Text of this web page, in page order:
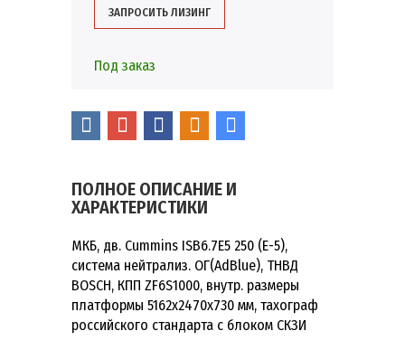
ЗАПРОСИТЬ ЛИЗИНГ
Под заказ
ПОЛНОЕ ОПИСАНИЕ И
ХАРАКТЕРИСТИКИ
МКБ, дв. Сummins ISB6.7E5 250 (Е-5),
система нейтрализ. ОГ(AdBlue), ТНВД
BOSCH, КПП ZF6S1000, внутр. размеры
платформы 5162х2470х730 мм, тахограф
российского стандарта с блоком СКЗИ